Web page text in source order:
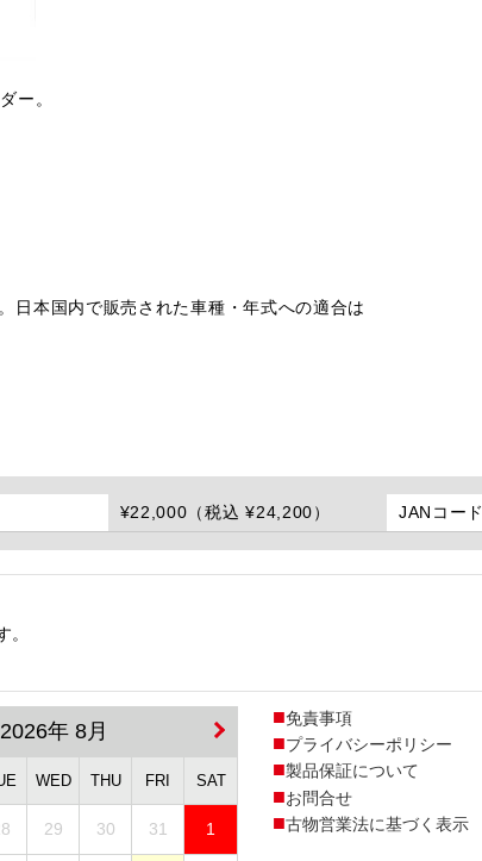
ー。
日本国内で販売された車種・年式への適合は
¥22,000（税込 ¥24,200） JANコード
。
2026年 8月
WED THU FRI SAT
29 30 31 1
免責事項
プライバシーポリシー
製品保証について
お問合せ
古物営業法に基づく表示